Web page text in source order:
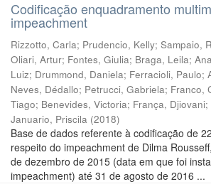
Codificação enquadramento
impeachment
Rizzotto, Carla; Prudencio, Kelly; Sampaio,
Oliari, Artur; Fontes, Giulia; Braga, Leila;
Luiz; Drummond, Daniela; Ferracioli, Paulo;
Neves, Dédallo; Petrucci, Gabriela; Franco,
Tiago; Benevides, Victoria; França, Djiovani;
Januario, Priscila (2018)
Base de dados referente à codificação de
respeito do impeachment de Dilma
de dezembro de 2015 (data em que foi
impeachment) até 31 de agosto de 2016 ...